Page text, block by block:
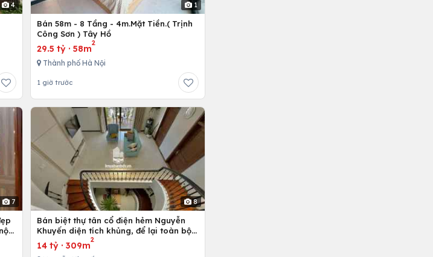
4 1
Bán 58m - 8 Tầng - 4m.Mặt Tiền.( Trịnh
Công Sơn ) Tây Hồ
29.5 tỷ· 58m
2
Thành phố Hà Nội
1 giờ trước
7 8
Bán biệt thự tân cổ điện hẻm Nguyễn
Khuyến diện tích khủng, để lại toàn bộ
nội thất
14 tỷ· 309m
2